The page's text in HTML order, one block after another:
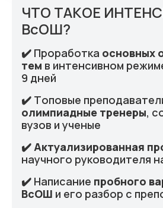
ЧТО ТАКОЕ
ВсОШ?
✔️ Проработка основных
тем в интенсивном
9 дней
✔️ Топовые
олимпиадные тренеры,
вузов и ученые
✔️Актуализированная
научного руководителя
✔️ Написание пробного
ВсОШ и его разбор с